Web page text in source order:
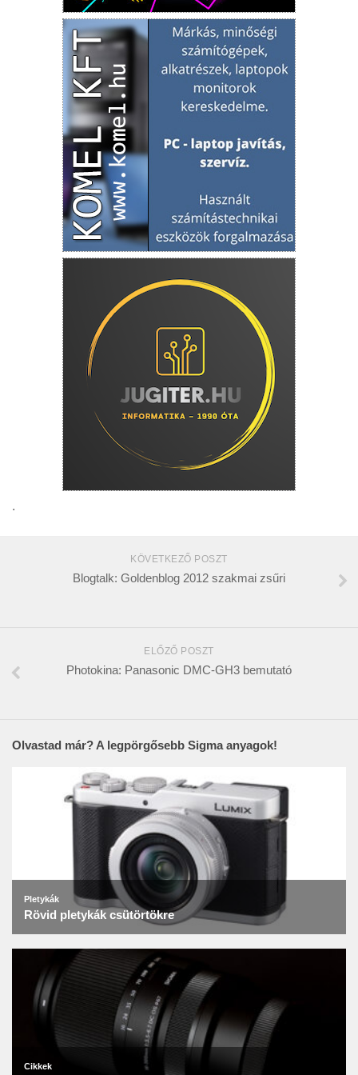
.
KÖVETKEZŐ POSZT
Blogtalk: Goldenblog 2012 szakmai zsűri
ELŐZŐ POSZT
Photokina: Panasonic DMC-GH3 bemutató
Olvastad már? A legpörgősebb Sigma anyagok!